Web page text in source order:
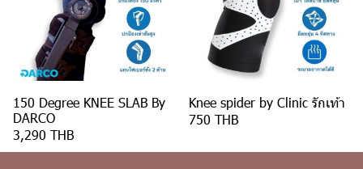
150 Degree KNEE SLAB By
DARCO
3,290 THB
Knee spider by Clinic รักเท้า
750 THB